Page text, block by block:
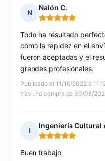
N
Nalón C.
Nota: 5 de 5
Publicado el 11/10/2022 à
tras una compra de 30/08/
Todo ha resultado
como la rapidez en el
fueron aceptadas y el
grandes profesionales.
I
Ingeniería Cultural
Nota: 5 de 5
Buen trabajo